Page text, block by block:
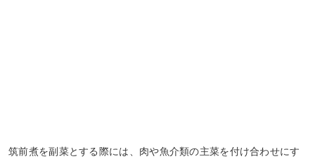
筑前煮を副菜とする際には、肉や魚介類の主菜を付け合わせにす